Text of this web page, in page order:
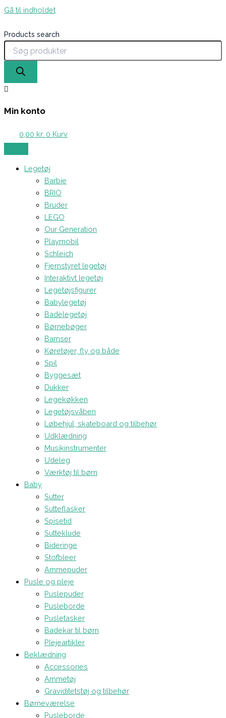
Gå til indholdet
Products search
Min konto
0,00 kr. 0 Kurv
Legetøj
Barbie
BRIO
Bruder
LEGO
Our Generation
Playmobil
Schleich
Fjernstyret legetøj
Interaktivt legetøj
Legetøjsfigurer
Babylegetøj
Badelegetøj
Børnebøger
Bamser
Køretøjer, fly og både
Spil
Byggesæt
Dukker
Legekøkken
Legetøjsvåben
Løbehjul, skateboard og tilbehør
Udklædning
Musikinstrumenter
Udeleg
Værktøj til børn
Baby
Sutter
Sutteflasker
Spisetid
Sutteklude
Bideringe
Stofbleer
Ammepuder
Pusle og pleje
Puslepuder
Pusleborde
Pusletasker
Badekar til børn
Plejeartikler
Beklædning
Accessories
Ammetøj
Graviditetstøj og tilbehør
Børneværelse
Pusleborde